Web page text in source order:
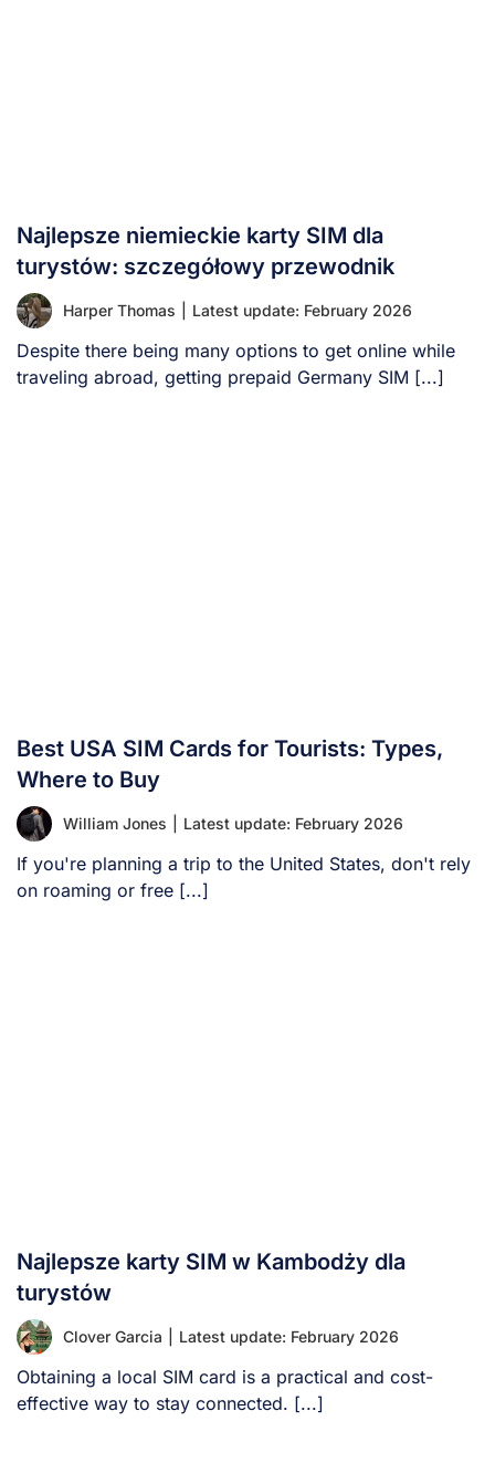
Najlepsze niemieckie karty SIM dla
turystów: szczegółowy przewodnik
Harper Thomas Latest update: February 2026
Despite there being many options to get online while
traveling abroad, getting prepaid Germany SIM [...]
Best USA SIM Cards for Tourists: Types,
Where to Buy
William Jones Latest update: February 2026
If you're planning a trip to the United States, don't rely
on roaming or free [...]
Najlepsze karty SIM w Kambodży dla
turystów
Clover Garcia Latest update: February 2026
Obtaining a local SIM card is a practical and cost-
effective way to stay connected. [...]